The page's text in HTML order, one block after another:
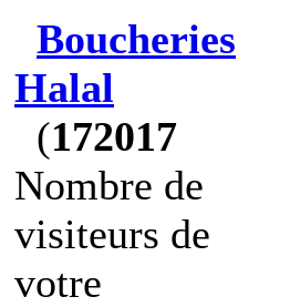
Boucheries
Halal
(172017
Nombre de
visiteurs de
votre